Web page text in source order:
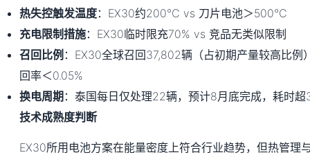
热失控触发温度：EX30约200℃ vs 刀片电池＞500℃
充电限制措施：EX30临时限充70% vs 竞品无类似限制
召回比例 ：EX30全球召回37,802辆（占初期产量较高比例
回率＜0.05%
换电周期 ：泰国每日仅处理22辆，预计8月底完成，耗时超
技术成熟度判断
EX30所用电池方案在能量密度上符合行业趋势，但热管理